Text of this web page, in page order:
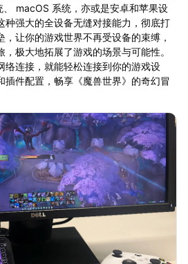
macOS 系统，亦或是安卓和苹果设
种强大的全设备无缝对接能力，彻底打
让你的游戏世界不再受设备的束缚，
极大地拓展了游戏的场景与可能性。
络连接，就能轻松连接到你的游戏设
插件配置，畅享《魔兽世界》的奇幻冒